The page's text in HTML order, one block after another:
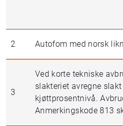
2 Autofom med norsk
3
Ved korte tekniske
slakteriet avregne
kjøttprosentnivå.
Anmerkingskode 813